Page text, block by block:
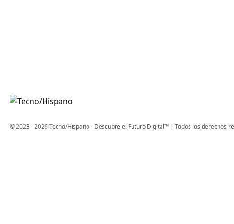
© 2023 - 2026 Tecno/Hispano - Descubre el Futuro Digital™ | Todos los derechos